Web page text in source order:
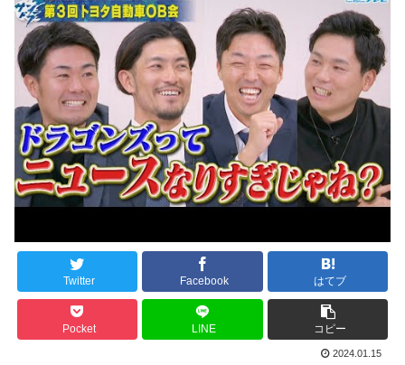
Twitter Facebook はてブ
Pocket LINE コピー
2024.01.15